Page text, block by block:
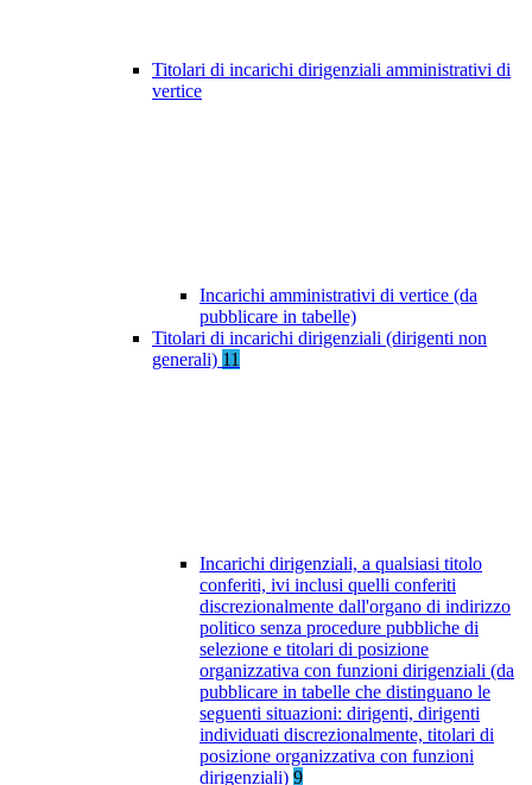
Titolari di incarichi dirigenziali amministrativi di
vertice
Incarichi amministrativi di vertice (da
pubblicare in tabelle)
Titolari di incarichi dirigenziali (dirigenti non
generali) 11
Incarichi dirigenziali, a qualsiasi titolo
conferiti, ivi inclusi quelli conferiti
discrezionalmente dall'organo di indirizzo
politico senza procedure pubbliche di
selezione e titolari di posizione
organizzativa con funzioni dirigenziali (da
pubblicare in tabelle che distinguano le
seguenti situazioni: dirigenti, dirigenti
individuati discrezionalmente, titolari di
posizione organizzativa con funzioni
dirigenziali) 9